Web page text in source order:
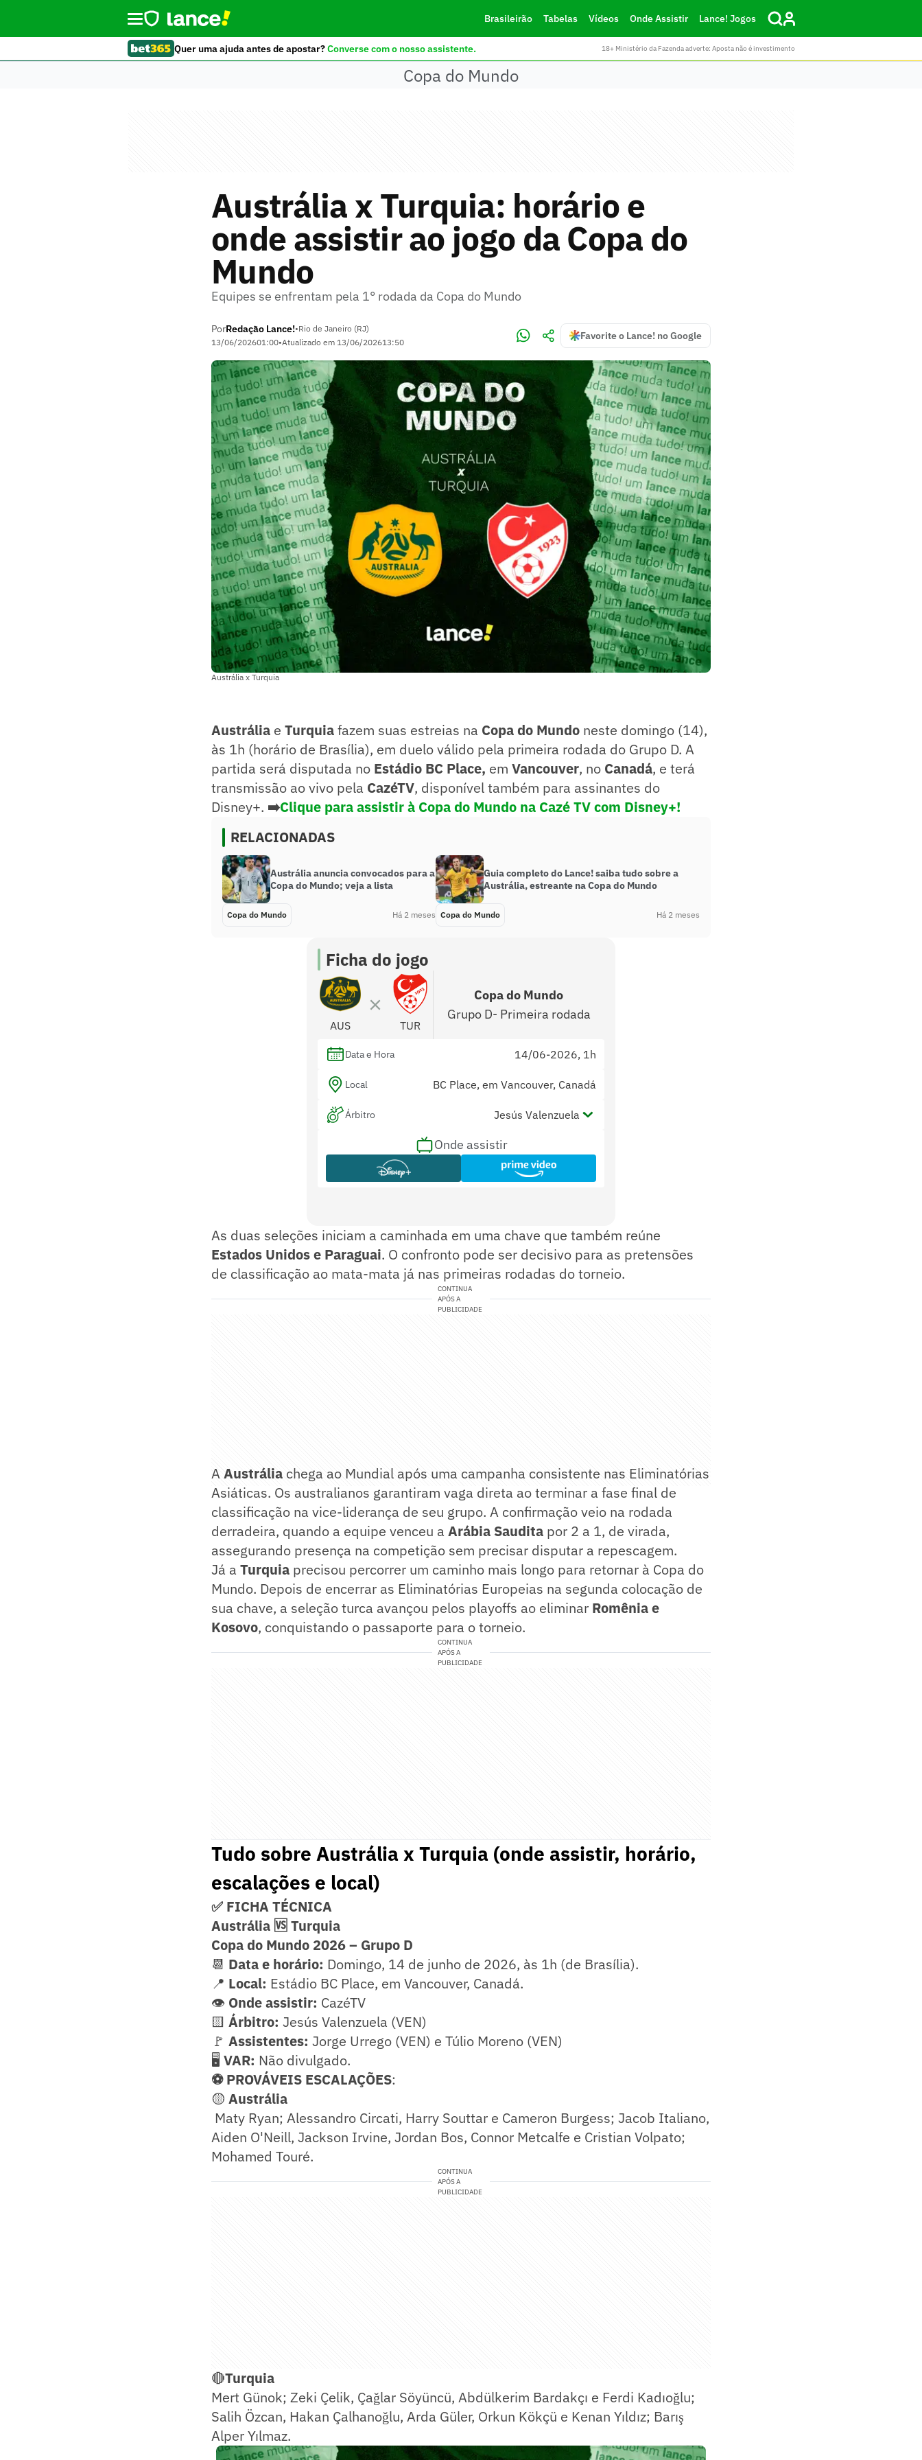
Brasileirão Tabelas Vídeos Onde Assistir Lance! Jogos
Quer uma ajuda antes de apostar?Converse com o nosso assistente. 18+ Ministério da Fazenda adverte: Aposta não é investimento
Copa do Mundo
Austrália x Turquia: horário e
onde assistir ao jogo da Copa do
Mundo
Equipes se enfrentam pela 1° rodada da Copa do Mundo
PorRedação Lance!•Rio de Janeiro (RJ)
13/06/202601:00•Atualizado em 13/06/202613:50
Favorite o Lance! no Google
Austrália x Turquia
Austrália e Turquiafazem suas estreias na Copa do Mundo neste domingo (14),
às 1h (horário de Brasília), em duelo válido pela primeira rodada do Grupo D. A
partida será disputada no Estádio BC Place, em Vancouver, no Canadá, e terá
transmissão ao vivo pela CazéTV, disponível também para assinantes do
Disney+. ➡️Clique para assistir à Copa do Mundo na Cazé TV com Disney+!
RELACIONADAS
Austrália anuncia convocados para a
Copa do Mundo; veja a lista
Copa do Mundo Há 2 meses
Guia completo do Lance! saiba tudo sobre a
Austrália, estreante na Copa do Mundo
Copa do Mundo Há 2 meses
Ficha do jogo
AUS TUR
Copa do Mundo
Grupo D- Primeira rodada
Data e Hora 14/06-2026, 1h
Local BC Place, em Vancouver, Canadá
Árbitro Jesús Valenzuela
Jorge Urrego e Túlio Moreno
Não divulgado
Onde assistir
As duas seleções iniciam a caminhada em uma chave que também reúne
Estados Unidos e Paraguai. O confronto pode ser decisivo para as pretensões
de classificação ao mata-mata já nas primeiras rodadas do torneio.
CONTINUA
APÓS A
PUBLICIDADE
AAustrália chega ao Mundial após uma campanha consistente nas Eliminatórias
Asiáticas. Os australianos garantiram vaga direta ao terminar a fase final de
classificação na vice-liderança de seu grupo. A confirmação veio na rodada
derradeira, quando a equipe venceu a Arábia Saudita por 2 a 1, de virada,
assegurando presença na competição sem precisar disputar a repescagem.
Já a Turquia precisou percorrer um caminho mais longo para retornar à Copa do
Mundo. Depois de encerrar as Eliminatórias Europeias na segunda colocação de
sua chave, a seleção turca avançou pelos playoffs ao eliminar Romênia e
Kosovo, conquistando o passaporte para o torneio.
CONTINUA
APÓS A
PUBLICIDADE
Tudo sobre Austrália x Turquia (onde assistir, horário,
escalações e local)
✅ FICHA TÉCNICA
Austrália 🆚 Turquia
Copa do Mundo 2026 – Grupo D
📆 Data e horário: Domingo, 14 de junho de 2026, às 1h (de Brasília).
📍 Local: Estádio BC Place, em Vancouver, Canadá.
👁️ Onde assistir: CazéTV
🟨 Árbitro: Jesús Valenzuela (VEN)
🚩 Assistentes: Jorge Urrego (VEN) e Túlio Moreno (VEN)
🖥️ VAR: Não divulgado.
⚽ PROVÁVEIS ESCALAÇÕES:
🟡 Austrália
Maty Ryan; Alessandro Circati, Harry Souttar e Cameron Burgess; Jacob Italiano,
Aiden O'Neill, Jackson Irvine, Jordan Bos, Connor Metcalfe e Cristian Volpato;
Mohamed Touré.
CONTINUA
APÓS A
PUBLICIDADE
🔴Turquia
Mert Günok; Zeki Çelik, Çağlar Söyüncü, Abdülkerim Bardakçı e Ferdi Kadıoğlu;
Salih Özcan, Hakan Çalhanoğlu, Arda Güler, Orkun Kökçü e Kenan Yıldız; Barış
Alper Yılmaz.